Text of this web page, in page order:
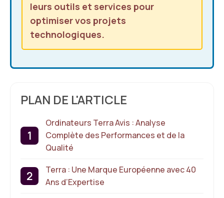
leurs outils et services pour
optimiser vos projets
technologiques.
PLAN DE L'ARTICLE
Ordinateurs Terra Avis : Analyse
Complète des Performances et de la
Qualité
Terra : Une Marque Européenne avec 40
Ans d’Expertise